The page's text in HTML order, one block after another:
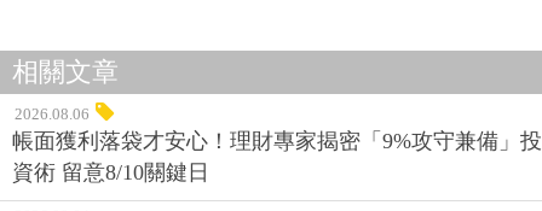
相關文章
2026.08.06
帳面獲利落袋才安心！理財專家揭密「9%攻守兼備」投
資術 留意8/10關鍵日